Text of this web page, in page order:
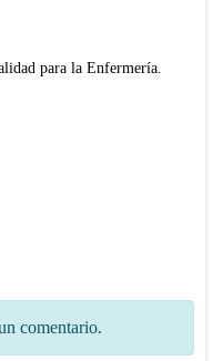
para la Enfermería.
comentario.